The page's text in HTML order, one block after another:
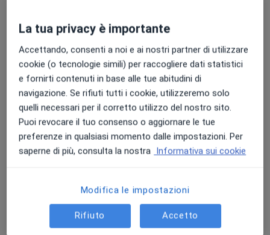
cose.
continuativo su dolore, postura e movimento.
- 5 sedute: 280 €
- 10 sedute: 540 €
Leggi di più
20/04/2026
La tua privacy è importante
Accettando, consenti a noi e ai nostri partner di utilizzare
cookie (o tecnologie simili) per raccogliere dati statistici
e fornirti contenuti in base alle tue abitudini di
navigazione. Se rifiuti tutti i cookie, utilizzeremo solo
quelli necessari per il corretto utilizzo del nostro sito.
Puoi revocare il tuo consenso o aggiornare le tue
preferenze in qualsiasi momento dalle impostazioni. Per
saperne di più, consulta la nostra Informativa sui cookie
Modifica le impostazioni
Rifiuto Accetto